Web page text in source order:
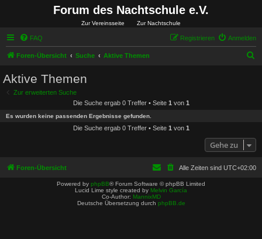
Forum des Nachtschule e.V.
Zur Vereinsseite Zur Nachtschule
FAQ Anmelden
Registrieren
Foren-Übersicht Suche Aktive Themen
Aktive Themen
Zur erweiterten Suche
Die Suche ergab 0 Treffer • Seite 1 von 1
Es wurden keine passenden Ergebnisse gefunden.
Die Suche ergab 0 Treffer • Seite 1 von 1
Gehe zu
Foren-Übersicht Alle Zeiten sind UTC+02:00
Powered by phpBB® Forum Software © phpBB Limited
Lucid Lime style created by Melvin García
Co-Author: MannixMD
Deutsche Übersetzung durch phpBB.de